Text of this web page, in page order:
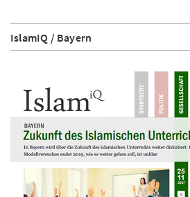
IslamIQ / Bayern